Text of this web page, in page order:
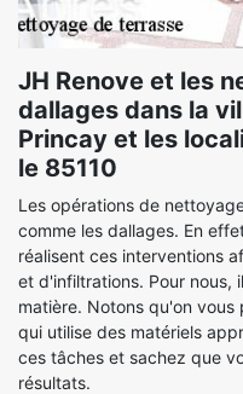
JH Renove et les
dallages dans la
Princay et les
le 85110
Les opérations de
comme les dallages. En
réalisent ces interventions
et d'infiltrations. Pour nous,
matière. Notons qu'on
qui utilise des matériels
ces tâches et sachez que
résultats.